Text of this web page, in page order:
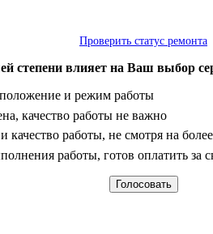
Проверить статус ремонта
степени влияет на Ваш выбор
и режим работы
качество работы не важно
качество работы, не смотря на
работы, готов оплатить за